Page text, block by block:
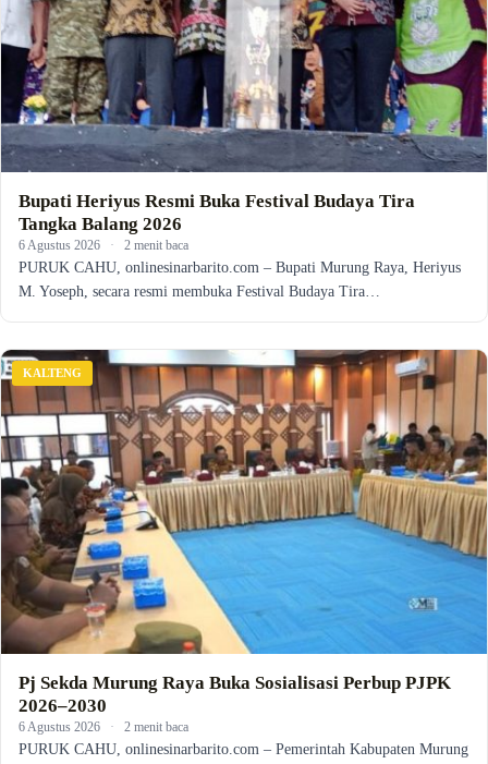
Bupati Heriyus Resmi Buka Festival Budaya Tira
Tangka Balang 2026
6 Agustus 2026 · 2 menit baca
PURUK CAHU, onlinesinarbarito.com – Bupati Murung Raya, Heriyus
M. Yoseph, secara resmi membuka Festival Budaya Tira…
KALTENG
Pj Sekda Murung Raya Buka Sosialisasi Perbup PJPK
2026–2030
6 Agustus 2026 · 2 menit baca
PURUK CAHU, onlinesinarbarito.com – Pemerintah Kabupaten Murung